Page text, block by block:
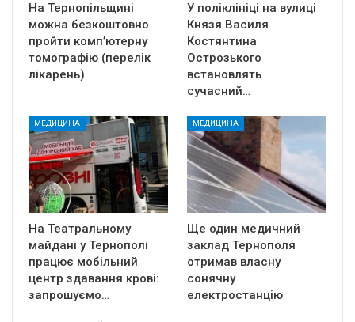
На Тернопільщині
можна безкоштовно
пройти комп’ютерну
томографію (перелік
лікарень)
У поліклініці на вулиці
Князя Василя
Костянтина
Острозького
встановлять
сучасний…
МЕДИЦИНА
На Театральному
майдані у Тернополі
працює мобільний
центр здавання крові:
запрошуємо…
МЕДИЦИНА
Ще один медичний
заклад Тернополя
отримав власну
сонячну
електростанцію